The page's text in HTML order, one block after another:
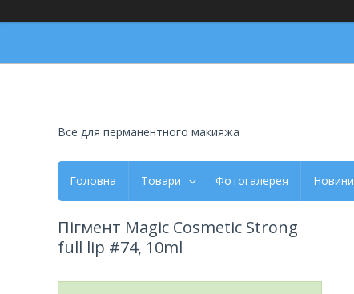
Все для перманентного макияжа
Головна Товари Фотогалерея Новини
Пігмент Magic Cosmetic Strong
full lip #74, 10ml